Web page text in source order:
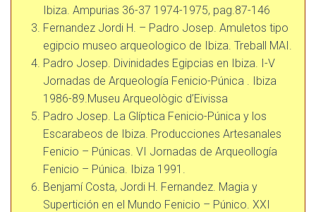
Ibiza. Ampurias 36-37 1974-1975, pag.87-146
Fernandez Jordi H. – Padro Josep. Amuletos tipo
egipcio museo arqueologico de Ibiza. Treball MAI.
Padro Josep. Divinidades Egipcias en Ibiza. I-V
Jornadas de Arqueología Fenicio-Púnica . Ibiza
1986-89.Museu Arqueològic d’Eivissa
Padro Josep. La Glíptica Fenicio-Púnica y los
Escarabeos de Ibiza. Producciones Artesanales
Fenicio – Púnicas. VI Jornadas de Arqueollogía
Fenicio – Púnica. Ibiza 1991.
Benjamí Costa, Jordi H. Fernandez. Magia y
Supertición en el Mundo Fenicio – Púnico. XXI